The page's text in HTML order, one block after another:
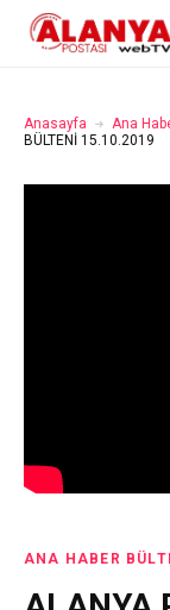
Anasayfa Ana
BÜLTENİ 15.10.2019
ANA HABER